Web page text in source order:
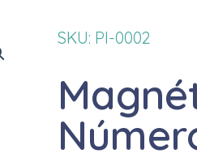
SKU: PI-0002